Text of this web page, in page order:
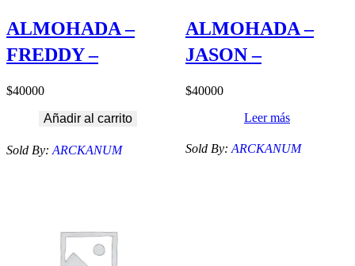
ALMOHADA –
FREDDY –
$40000
Añadir al carrito
Sold By: ARCKANUM
ALMOHADA –
JASON –
$40000
Leer más
Sold By: ARCKANUM